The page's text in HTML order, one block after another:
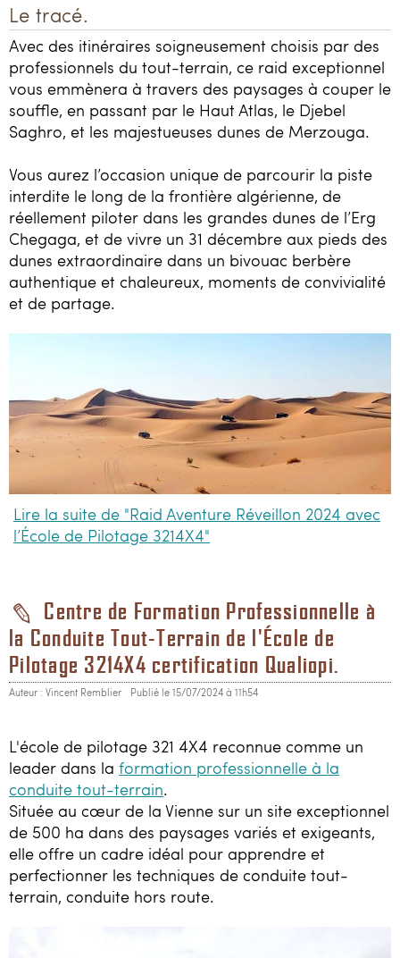
Le tracé.
Avec des itinéraires soigneusement choisis par des
professionnels du tout-terrain, ce raid exceptionnel
vous emmènera à travers des paysages à couper le
souffle, en passant par le Haut Atlas, le Djebel
Saghro, et les majestueuses dunes de Merzouga.
Vous aurez l’occasion unique de parcourir la piste
interdite le long de la frontière algérienne, de
réellement piloter dans les grandes dunes de l’Erg
Chegaga, et de vivre un 31 décembre aux pieds des
dunes extraordinaire dans un bivouac berbère
authentique et chaleureux, moments de convivialité
et de partage.
Lire la suite de "Raid Aventure Réveillon 2024 avec
l’École de Pilotage 3214X4"
Centre de Formation Professionnelle à
la Conduite Tout-Terrain de l'École de
Pilotage 3214X4 certification Qualiopi.
Auteur : Vincent Remblier Publié le 15/07/2024 à 11h54
L'école de pilotage 321 4X4 reconnue comme un
leader dans la formation professionnelle à la
conduite tout-terrain.
Située au cœur de la Vienne sur un site exceptionnel
de 500 ha dans des paysages variés et exigeants,
elle offre un cadre idéal pour apprendre et
perfectionner les techniques de conduite tout-
terrain, conduite hors route.